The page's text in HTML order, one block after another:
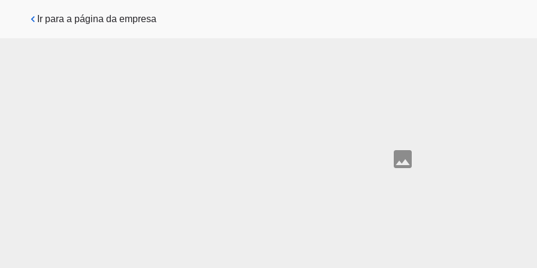
Pular para o conteúdo principal
Ir para a página da empresa